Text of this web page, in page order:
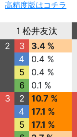
高精度版はコチラ
1 松井友汰
2
3
3.4 %
4
0.4 %
5
0.4 %
6
0.1 %
3
2
10.7 %
4
17.1 %
5
17.1 %